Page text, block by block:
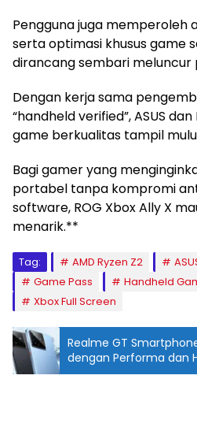
Pengguna juga memperoleh
serta optimasi khusus game
dirancang sembari meluncur
Dengan kerja sama
“handheld verified”, ASUS
game berkualitas tampil
Bagi gamer yang
portabel tanpa kompromi
software, ROG Xbox Ally X
menarik.**
Tag: AMD Ryzen Z2
Game Pass
Handheld
Xbox Full Screen
Realme GT
dengan Performa dan